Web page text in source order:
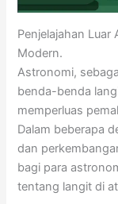
Penjelajahan
Modern.
Astronomi,
benda-benda
memperluas
Dalam beberapa
dan
bagi para
tentang langit di